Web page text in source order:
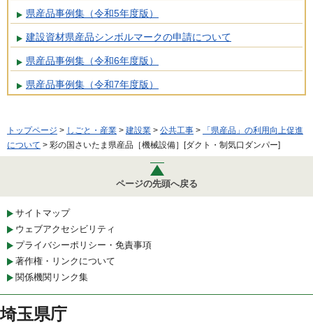
県産品事例集（令和5年度版）
建設資材県産品シンボルマークの申請について
県産品事例集（令和6年度版）
県産品事例集（令和7年度版）
トップページ > しごと・産業 > 建設業 > 公共工事 >
「県産品」の利用向上促進
について > 彩の国さいたま県産品［機械設備］[ダクト・制気口ダンパー]
ページの先頭へ戻る
サイトマップ
ウェブアクセシビリティ
プライバシーポリシー・免責事項
著作権・リンクについて
関係機関リンク集
埼玉県庁